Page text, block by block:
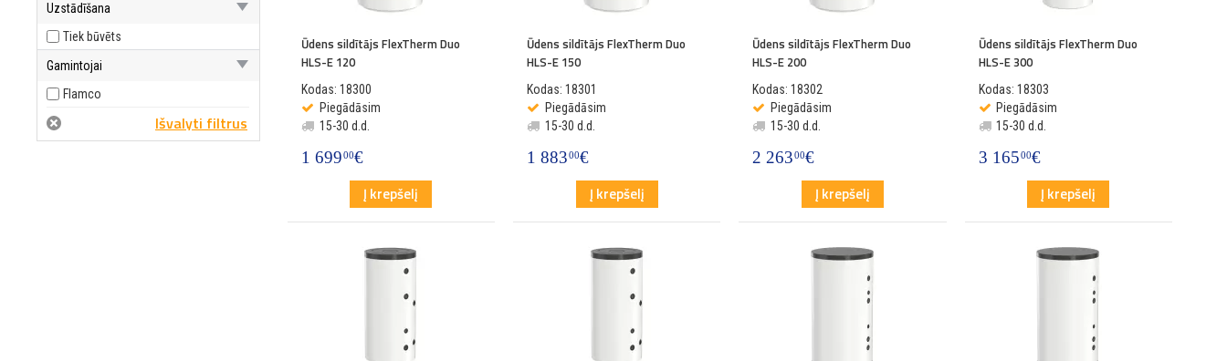
Ūdens sildītājs FlexTherm Duo
HLS-E 120
Kodas: 18300
Piegādāsim
15-30 d.d.
1 69900€
Į krepšelį
Ūdens sildītājs FlexTherm Duo
HLS-E 150
Kodas: 18301
Piegādāsim
15-30 d.d.
1 88300€
Į krepšelį
Ūdens sildītājs FlexTherm Duo
HLS-E 200
Kodas: 18302
Piegādāsim
15-30 d.d.
2 263 00€
Į krepšelį
Ūdens sildītājs FlexTherm Duo
HLS-E 300
Kodas: 18303
Piegādāsim
15-30 d.d.
3 16500€
Į krepšelį
Uzstādīšana
Tiek būvēts
Gamintojai
Flamco